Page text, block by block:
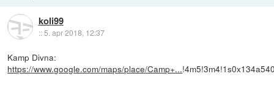
koli99
::5. apr 2018, 12:37
Kamp Divna:
https://www.google.com/maps/place/Camp+...